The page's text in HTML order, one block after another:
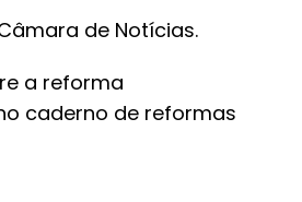
de Notícias.
a reforma
caderno de reformas